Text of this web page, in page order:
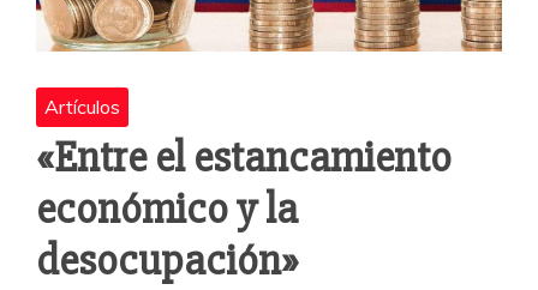
Artículos
«Entre el estancamiento
económico y la
desocupación»